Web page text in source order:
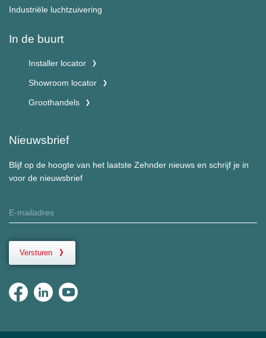
Industriële luchtzuivering
In de buurt
Installer locator
Showroom locator
Groothandels
Nieuwsbrief
Blijf op de hoogte van het laatste Zehnder nieuws en schrijf je in
voor de nieuwsbrief
Versturen